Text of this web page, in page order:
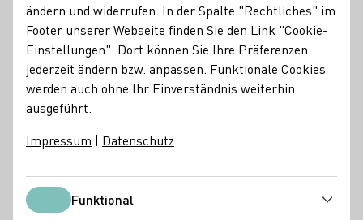
Unser Weingipfel geht in die dritte Runde!
Wir freuen uns auf tolle Betriebe aus den rheinland-
pfälzischen Anbaugebieten Ahr, Mittelrhein, Mosel, Nahe,
Pfalz & Rheinhessen.
15-20 Uhr: Offene Verkostung mit 15 Gastwinzer aus sechs
Weinanbaugebieten
ab 20 Uhr: Aftershowparty mit Livemusik von Oli Dums
Tickets gibt es unter:Schreiecks WeinGipfel - Weingut
Schreieck Maikammer
Wein- und Sekthaus Schreieck | Hartmannstraße 38 |
ändern und widerrufen. In der Spalte "Rechtliches" im
Footer unserer Webseite finden Sie den Link "Cookie-
Einstellungen". Dort können Sie Ihre Präferenzen
jederzeit ändern bzw. anpassen. Funktionale Cookies
werden auch ohne Ihr Einverständnis weiterhin
ausgeführt.
Impressum | Datenschutz
FunktionalFunktional